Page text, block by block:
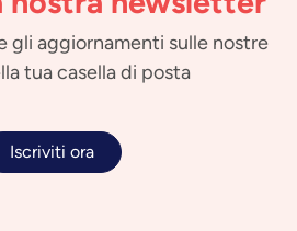
gli aggiornamenti sulle nostre
tua casella di posta
Iscriviti ora